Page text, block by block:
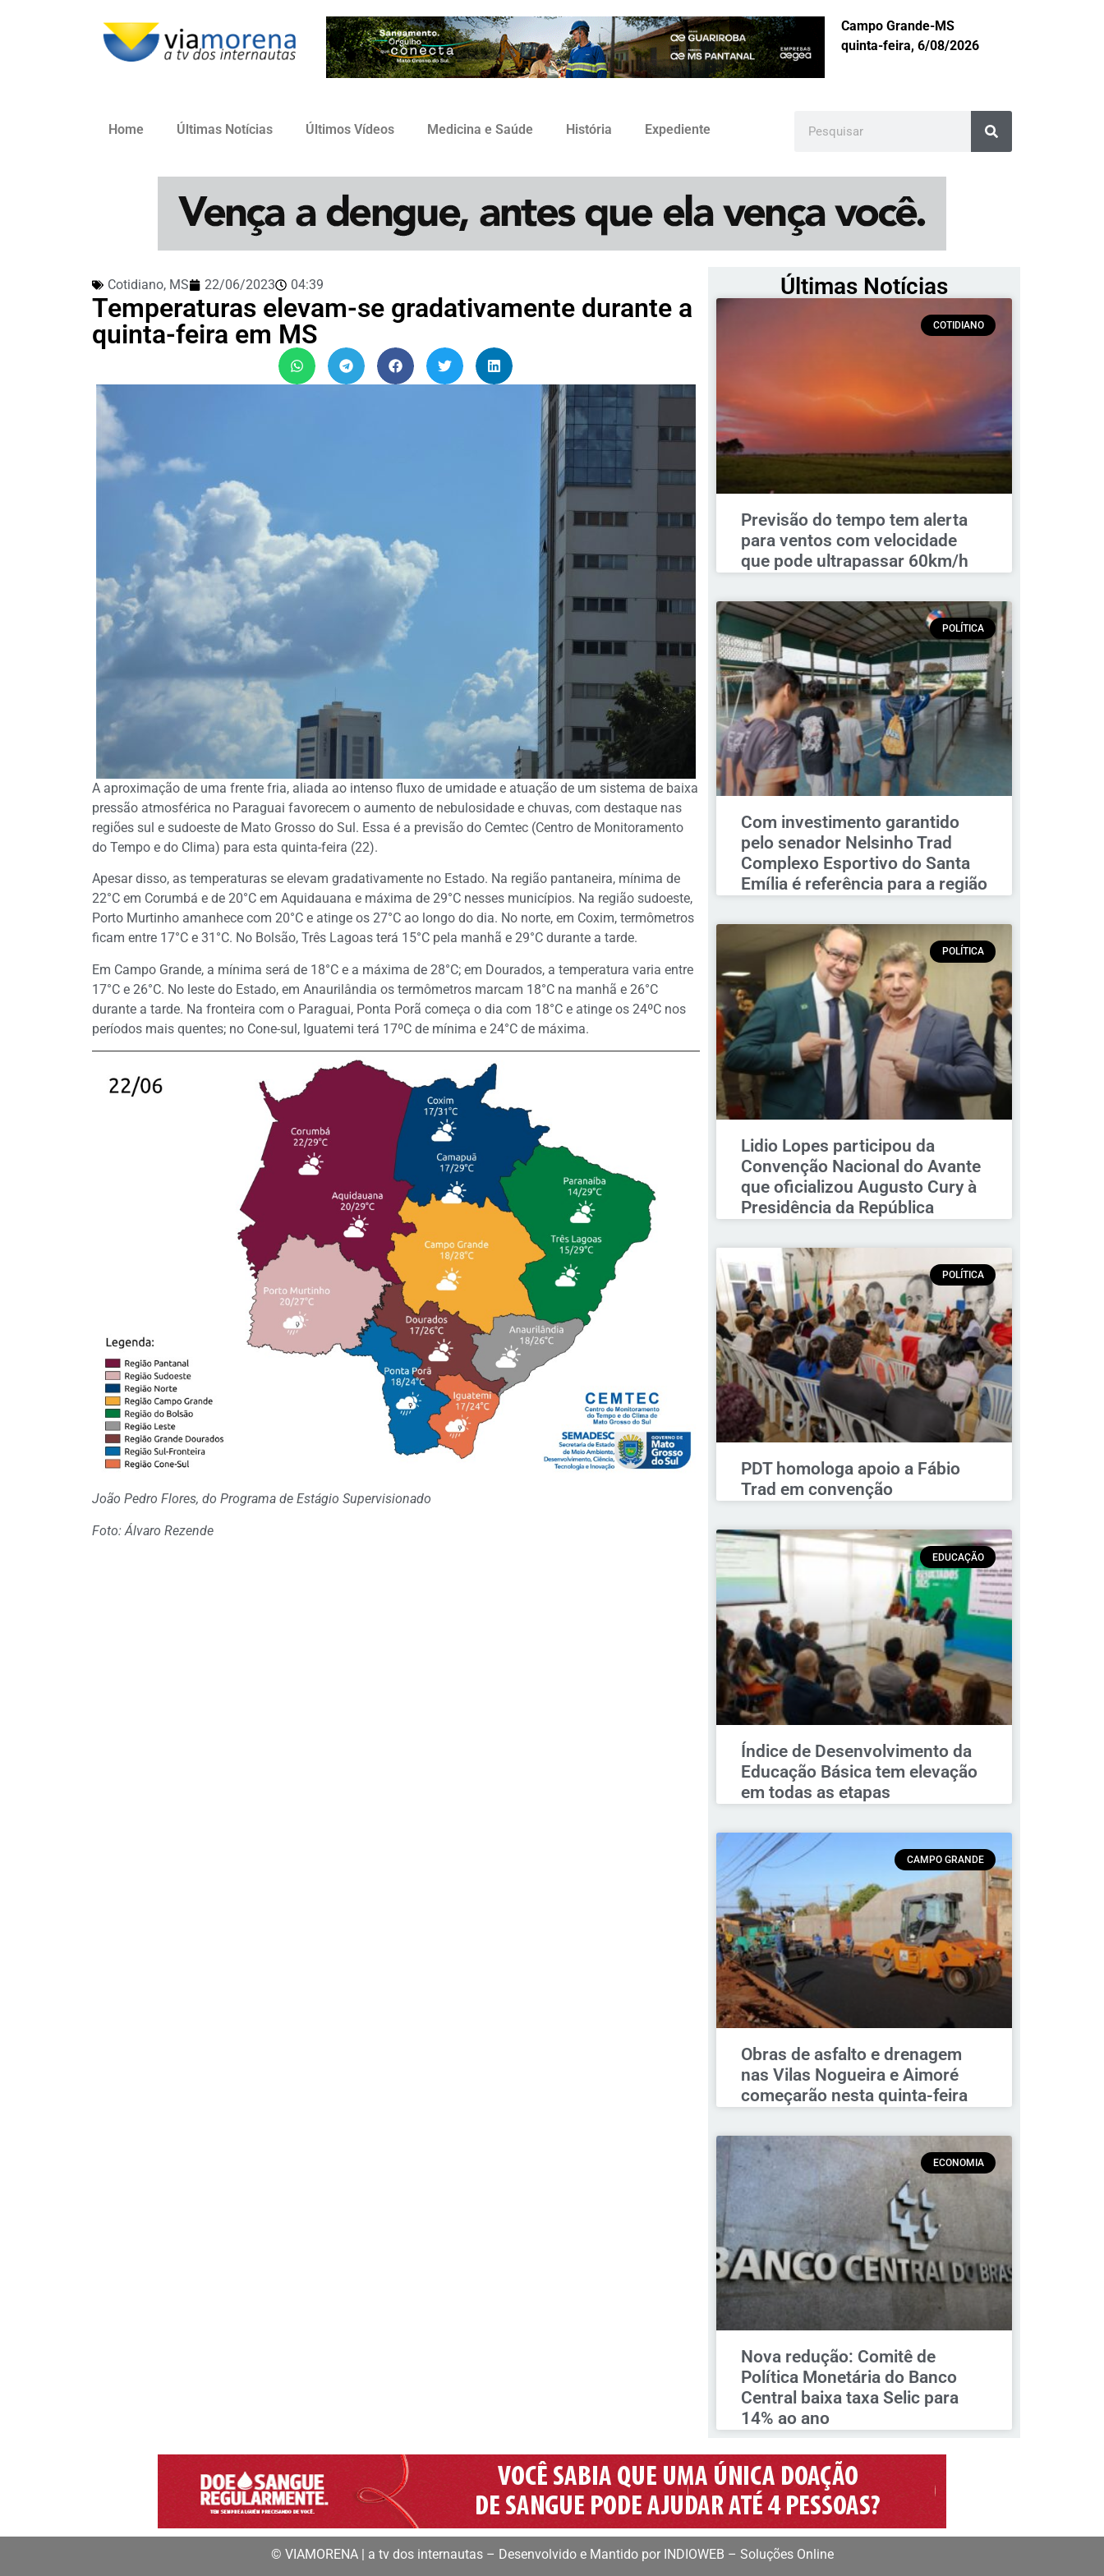
Campo Grande-MS
quinta-feira, 6/08/2026
Home Últimas Notícias Últimos Vídeos Medicina e Saúde História Expediente
Cotidiano, MS 22/06/2023 04:39
Temperaturas elevam-se gradativamente durante a
quinta-feira em MS
A aproximação de uma frente fria, aliada ao intenso fluxo de umidade e atuação de um sistema de baixa
pressão atmosférica no Paraguai favorecem o aumento de nebulosidade e chuvas, com destaque nas
regiões sul e sudoeste de Mato Grosso do Sul. Essa é a previsão do Cemtec (Centro de Monitoramento
do Tempo e do Clima) para esta quinta-feira (22).
Apesar disso, as temperaturas se elevam gradativamente no Estado. Na região pantaneira, mínima de
22°C em Corumbá e de 20°C em Aquidauana e máxima de 29°C nesses municípios. Na região sudoeste,
Porto Murtinho amanhece com 20°C e atinge os 27°C ao longo do dia. No norte, em Coxim, termômetros
ficam entre 17°C e 31°C. No Bolsão, Três Lagoas terá 15°C pela manhã e 29°C durante a tarde.
Em Campo Grande, a mínima será de 18°C e a máxima de 28°C; em Dourados, a temperatura varia entre
17°C e 26°C. No leste do Estado, em Anaurilândia os termômetros marcam 18°C na manhã e 26°C
durante a tarde. Na fronteira com o Paraguai, Ponta Porã começa o dia com 18°C e atinge os 24ºC nos
períodos mais quentes; no Cone-sul, Iguatemi terá 17ºC de mínima e 24°C de máxima.
João Pedro Flores, do Programa de Estágio Supervisionado
Foto: Álvaro Rezende
Últimas Notícias
COTIDIANO
Previsão do tempo tem alerta
para ventos com velocidade
que pode ultrapassar 60km/h
POLÍTICA
Com investimento garantido
pelo senador Nelsinho Trad
Complexo Esportivo do Santa
Emília é referência para a região
POLÍTICA
Lidio Lopes participou da
Convenção Nacional do Avante
que oficializou Augusto Cury à
Presidência da República
POLÍTICA
PDT homologa apoio a Fábio
Trad em convenção
EDUCAÇÃO
Índice de Desenvolvimento da
Educação Básica tem elevação
em todas as etapas
CAMPO GRANDE
Obras de asfalto e drenagem
nas Vilas Nogueira e Aimoré
começarão nesta quinta-feira
ECONOMIA
Nova redução: Comitê de
Política Monetária do Banco
Central baixa taxa Selic para
14% ao ano
© VIAMORENA | a tv dos internautas – Desenvolvido e Mantido por INDIOWEB – Soluções Online